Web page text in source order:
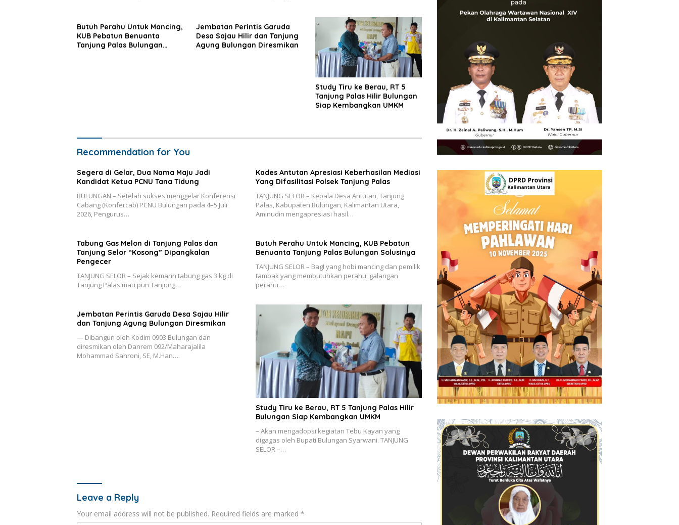
Butuh Perahu Untuk Mancing,
KUB Pebatun Benuanta
Tanjung Palas Bulungan
Jembatan Perintis Garuda
Desa Sajau Hilir dan Tanjung
Agung Bulungan Diresmikan
Study Tiru ke Berau, RT 5
Tanjung Palas Hilir Bulungan
Siap Kembangkan UMKM
Recommendation for You
Segera di Gelar, Dua Nama Maju Jadi
Kandidat Ketua PCNU Tana Tidung
BULUNGAN – Setelah sukses menggelar Konferensi
Cabang (Konfercab) PCNU Bulungan pada 4–5 Juli
2026, Pengurus…
Kades Antutan Apresiasi Keberhasilan Mediasi
Yang Difasilitasi Polsek Tanjung Palas
TANJUNG SELOR – Kepala Desa Antutan, Tanjung
Palas, Kabupaten Bulungan, Kalimantan Utara,
Aminudin mengapresiasi hasil…
Tabung Gas Melon di Tanjung Palas dan
Tanjung Selor “Kosong” Dipangkalan
Pengecer
TANJUNG SELOR – Sejak kemarin tabung gas 3 kg di
Tanjung Palas mau pun Tanjung…
Butuh Perahu Untuk Mancing, KUB Pebatun
Benuanta Tanjung Palas Bulungan Solusinya
TANJUNG SELOR – BagI yang hobi mancing dan pemilik
tambak yang membutuhkan perahu, galangan
perahu…
Jembatan Perintis Garuda Desa Sajau Hilir
dan Tanjung Agung Bulungan Diresmikan
— Dibangun oleh Kodim 0903 Bulungan dan
diresmikan oleh Danrem 092/Maharajalila
Mohammad Sahroni, SE, M.Han….
Study Tiru ke Berau, RT 5 Tanjung Palas Hilir
Bulungan Siap Kembangkan UMKM
– Akan mengadopsi kegiatan Tebu Kayan yang
digagas oleh Bupati Bulungan Syarwani. TANJUNG
SELOR –…
Leave a Reply
Your email address will not be published. Required fields are marked *